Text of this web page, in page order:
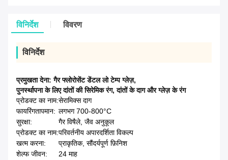
विनिर्देश विवरण
विनिर्देश
प्रमुखता देना:गैर फ्लोरोसेंट डेंटल लो टेम्प ग्लेज़,
पुनर्स्थापना के लिए दांतों की सिरेमिक रंग,दांतों के दाग और ग्लेज़ के रंग
प्रोडक्ट का नाम:सेरामिक्स दाग
फायरिंगतापमान: लगभग 700-800°C
सुरक्षा:
गैर विषैले, जैव अनुकूल
प्रोडक्ट का नाम:परिवर्तनीय अपारदर्शिता विकल्प
खत्म करना:
प्राकृतिक, सौंदर्यपूर्ण फ़िनिश
शेल्फ जीवन:
24 माह